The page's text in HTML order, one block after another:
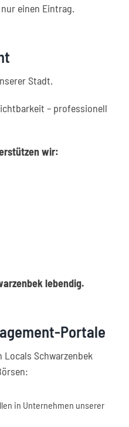
einen Eintrag.
Stadt.
– professionell
wir:
lebendig.
Portale
Schwarzenbek
in Unternehmen unserer